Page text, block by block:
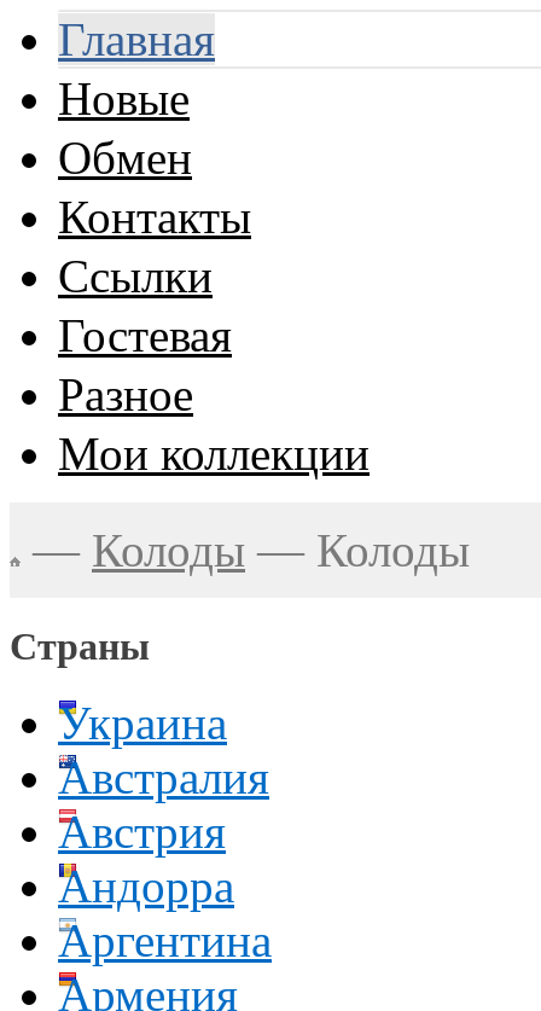
Главная
Новые
Обмен
Контакты
Ссылки
Гостевая
Разное
Мои коллекции
— Колоды — Колоды
Страны
Украина
Австралия
Австрия
Андорра
Аргентина
Армения